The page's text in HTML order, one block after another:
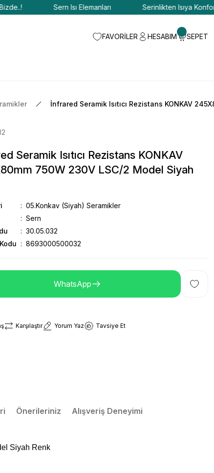
Sern Isı Elemanları Serinlikten Isıya Konfor
FAVORİLER HESABIM SEPET
İnfrared Seramik Isıtıcı Rezistans KONKAV
Seramik Isıtıcı Rezistans KONKAV
750W 230V LSC/2 Model Siyah
05.Konkav (Siyah) Seramikler
Sern
30.05.032
8693000500032
WhatsApp
Karşılaştır Yorum Yaz Tavsiye Et
Önerileriniz Alışveriş Deneyimi
Siyah Renk